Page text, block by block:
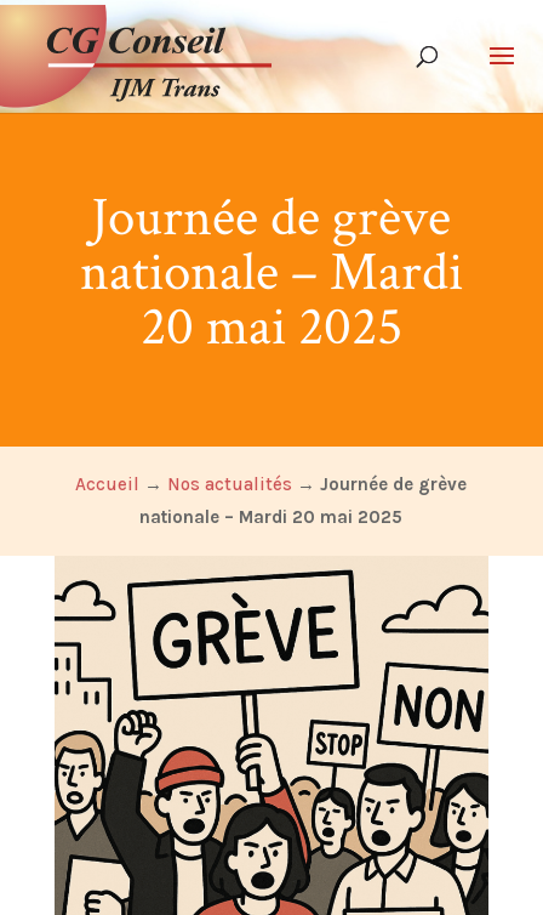
Journée de grève
nationale – Mardi
20 mai 2025
Accueil → Nos actualités →Journée de grève
nationale – Mardi 20 mai 2025